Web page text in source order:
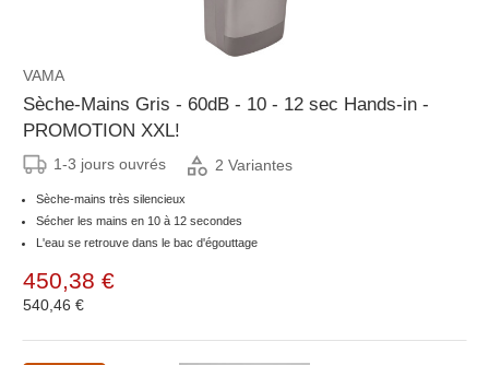
VAMA
Sèche-Mains Gris - 60dB - 10 - 12 sec Hands-in -
PROMOTION XXL!
1-3 jours ouvrés 2 Variantes
Sèche-mains très silencieux
Sécher les mains en 10 à 12 secondes
L'eau se retrouve dans le bac d'égouttage
450,38 €
540,46 €